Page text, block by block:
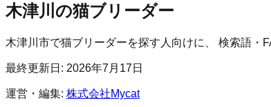
木津川の猫ブリーダー
木津川市で猫ブリーダーを探す人向けに、 検索語・
最終更新日: 2026年7月17日
運営・編集: 株式会社Mycat